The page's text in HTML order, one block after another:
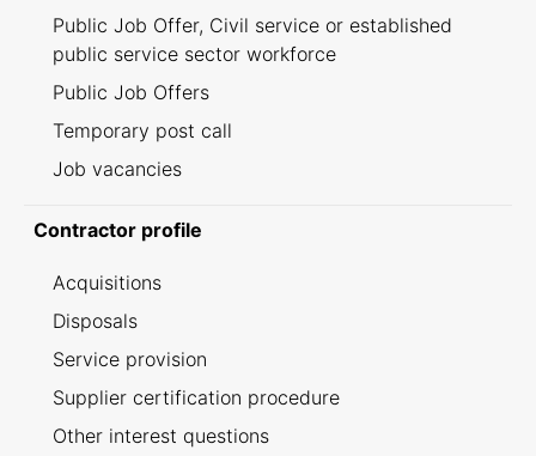
Public Job Offer, Civil service or established
public service sector workforce
Public Job Offers
Temporary post call
Job vacancies
Contractor profile
Acquisitions
Disposals
Service provision
Supplier certification procedure
Other interest questions